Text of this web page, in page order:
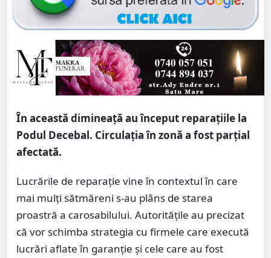
În această dimineață au început reparațiile la
Podul Decebal. Circulația în zonă a fost parțial
afectată.
Lucrările de reparație vine în contextul în care
mai mulți sătmăreni s-au plâns de starea
proastră a carosabilului. Autoritățile au precizat
că vor schimba strategia cu firmele care execută
lucrări aflate în garanție și cele care au fost